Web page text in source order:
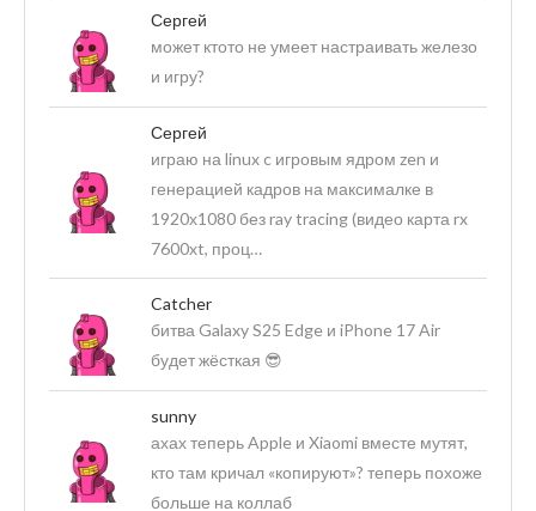
Сергей
может ктото не умеет настраивать железо
и игру?
Сергей
играю на linux c игровым ядром zen и
генерацией кадров на максималке в
1920х1080 без ray tracing (видео карта rx
7600xt, проц…
Catcher
битва Galaxy S25 Edge и iPhone 17 Air
будет жёсткая 😎
sunny
ахах теперь Apple и Xiaomi вместе мутят,
кто там кричал «копируют»? теперь похоже
больше на коллаб